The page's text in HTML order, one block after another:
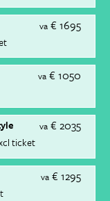
va € 1695
va € 1050
va € 2035
ticket
va € 1295